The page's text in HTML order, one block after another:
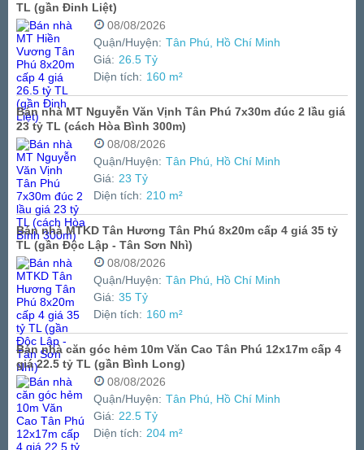
TL (gần Đinh Liệt)
08/08/2026
Quận/Huyện: Tân Phú, Hồ Chí Minh
Giá: 26.5 Tỷ
Diện tích: 160 m²
Bán nhà MT Nguyễn Văn Vịnh Tân Phú 7x30m đúc 2 lầu giá
23 tỷ TL (cách Hòa Bình 300m)
08/08/2026
Quận/Huyện: Tân Phú, Hồ Chí Minh
Giá: 23 Tỷ
Diện tích: 210 m²
Bán nhà MTKD Tân Hương Tân Phú 8x20m cấp 4 giá 35 tỷ
TL (gần Độc Lập - Tân Sơn Nhì)
08/08/2026
Quận/Huyện: Tân Phú, Hồ Chí Minh
Giá: 35 Tỷ
Diện tích: 160 m²
Bán nhà căn góc hẻm 10m Văn Cao Tân Phú 12x17m cấp 4
giá 22.5 tỷ TL (gần Bình Long)
08/08/2026
Quận/Huyện: Tân Phú, Hồ Chí Minh
Giá: 22.5 Tỷ
Diện tích: 204 m²